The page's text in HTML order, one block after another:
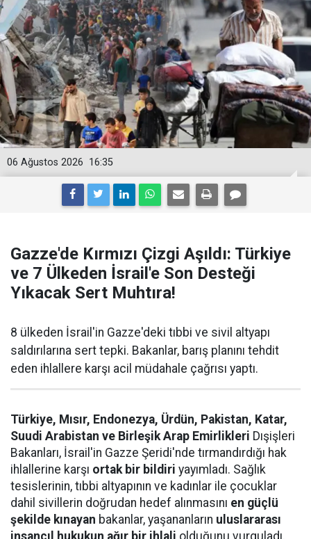
16:35
06 Ağustos 2026
Gazze'de Kırmızı Çizgi Aşıldı: Türkiye
ve 7 Ülkeden İsrail'e Son Desteği
Yıkacak Sert Muhtıra!
8 ülkeden İsrail'in Gazze'deki tıbbi ve sivil altyapı
saldırılarına sert tepki. Bakanlar, barış planını tehdit
eden ihlallere karşı acil müdahale çağrısı yaptı.
Türkiye, Mısır, Endonezya, Ürdün, Pakistan, Katar,
Suudi Arabistan ve Birleşik Arap Emirlikleri Dışişleri
Bakanları, İsrail'in Gazze Şeridi'nde tırmandırdığı hak
ihlallerine karşı ortak bir bildiri yayımladı. Sağlık
tesislerinin, tıbbi altyapının ve kadınlar ile çocuklar
dahil sivillerin doğrudan hedef alınmasını en güçlü
şekilde kınayan bakanlar, yaşananların uluslararası
insancıl hukukun ağır bir ihlali olduğunu vurguladı.